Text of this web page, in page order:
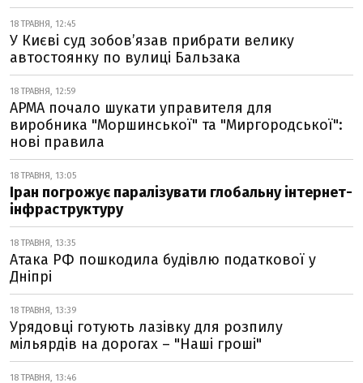
18 ТРАВНЯ, 12:45
У Києві суд зобов’язав прибрати велику
автостоянку по вулиці Бальзака
18 ТРАВНЯ, 12:59
АРМА почало шукати управителя для
виробника "Моршинської" та "Миргородської":
нові правила
18 ТРАВНЯ, 13:05
Іран погрожує паралізувати глобальну інтернет-
інфраструктуру
18 ТРАВНЯ, 13:35
Атака РФ пошкодила будівлю податкової у
Дніпрі
18 ТРАВНЯ, 13:39
Урядовці готують лазівку для розпилу
мільярдів на дорогах – "Наші гроші"
18 ТРАВНЯ, 13:46